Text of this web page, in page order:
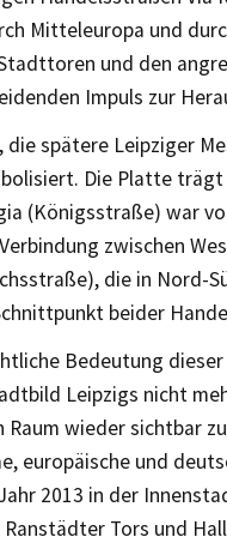
Mitteleuropa und
und den
Impuls zur
die spätere Leipziger
Die Platte
(Königsstraße) war
zwischen
die in Nord-
beider
Bedeutung
Leipzigs nicht
wieder sichtbar
europäische und
2013 in der
Tors und